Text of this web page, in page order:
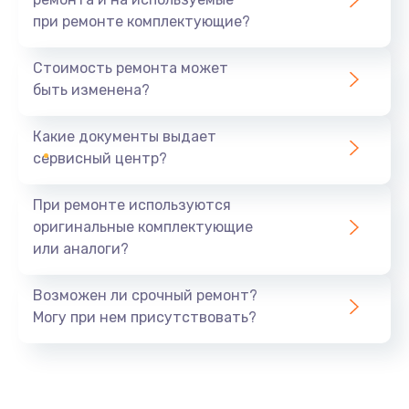
при ремонте комплектующие?
Стоимость ремонта может
быть изменена?
Какие документы выдает
сервисный центр?
При ремонте используются
оригинальные комплектующие
или аналоги?
Возможен ли срочный ремонт?
Могу при нем присутствовать?